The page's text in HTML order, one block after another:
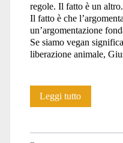
regole. Il fatto è un altro.
Il fatto è che
un’argomentazione
Se siamo vegan
liberazione animale,
Leggi tuttoLa